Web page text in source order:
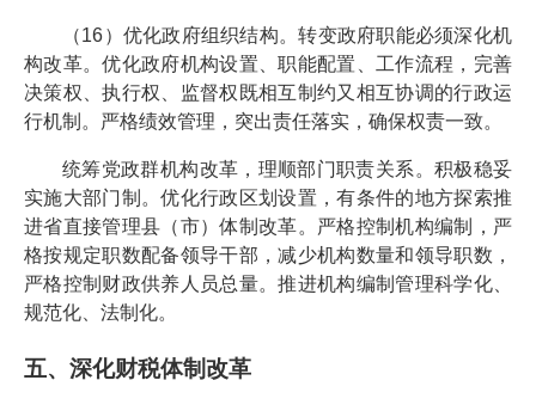
（16）优化政府组织结构。转变政府职能必须深化机
构改革。优化政府机构设置、职能配置、工作流程，完善
决策权、执行权、监督权既相互制约又相互协调的行政运
行机制。严格绩效管理，突出责任落实，确保权责一致。
统筹党政群机构改革，理顺部门职责关系。积极稳妥
实施大部门制。优化行政区划设置，有条件的地方探索推
进省直接管理县（市）体制改革。严格控制机构编制，严
格按规定职数配备领导干部，减少机构数量和领导职数，
严格控制财政供养人员总量。推进机构编制管理科学化、
规范化、法制化。
五、深化财税体制改革